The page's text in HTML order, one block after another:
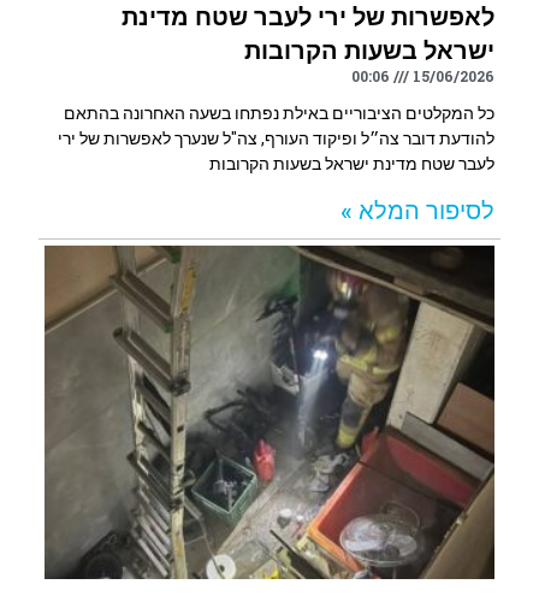
לאפשרות של ירי לעבר שטח מדינת
ישראל בשעות הקרובות
15/06/2026
כל המקלטים הציבוריים באילת נפתחו בשעה האחרונה בהתאם
להודעת דובר צה״ל ופיקוד העורף, צה"ל שנערך לאפשרות של ירי
לעבר שטח מדינת ישראל בשעות הקרובות
לסיפור המלא »